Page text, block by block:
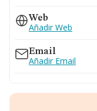
Web
Añadir Web
Email
Añadir Email